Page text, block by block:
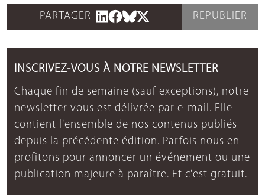
PARTAGER REPUBLIER
INSCRIVEZ-VOUS À NOTRE NEWSLETTER
Chaque fin de semaine (sauf exceptions), notre
newsletter vous est délivrée par e-mail. Elle
contient l'ensemble de nos contenus publiés
depuis la précédente édition. Parfois nous en
profitons pour annoncer un événement ou une
publication majeure à paraître. Et c'est gratuit.